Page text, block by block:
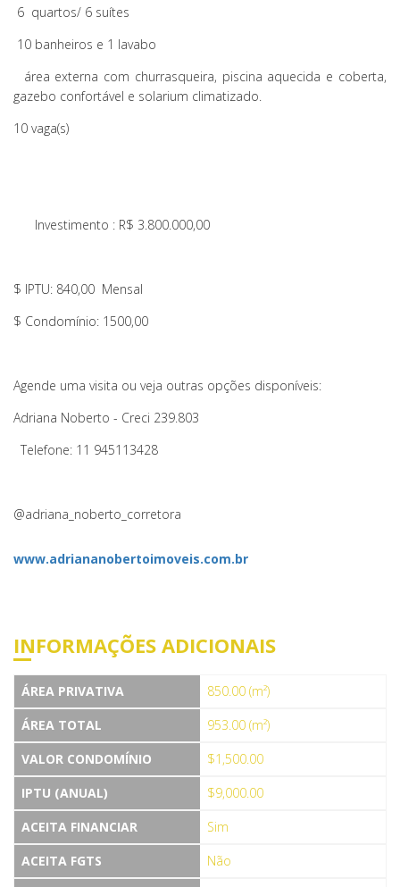
6 quartos/ 6 suítes
10 banheiros e 1 lavabo
área externa com churrasqueira, piscina aquecida e coberta,
gazebo confortável e solarium climatizado.
10 vaga(s)
Investimento : R$ 3.800.000,00
$ IPTU: 840,00 Mensal
$ Condomínio: 1500,00
Agende uma visita ou veja outras opções disponíveis:
Adriana Noberto - Creci 239.803
Telefone: 11 945113428
@adriana_noberto_corretora
www.adriananobertoimoveis.com.br
INFORMAÇÕES ADICIONAIS
ÁREA PRIVATIVA
850.00 (m²)
ÁREA TOTAL
953.00 (m²)
VALOR CONDOMÍNIO
$1,500.00
IPTU (ANUAL)
$9,000.00
ACEITA FINANCIAR
Sim
ACEITA FGTS
Não